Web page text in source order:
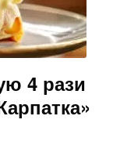
4 рази